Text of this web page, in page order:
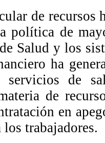
de recursos
política de
Salud y los
ha
de
de
en
trabajadores.